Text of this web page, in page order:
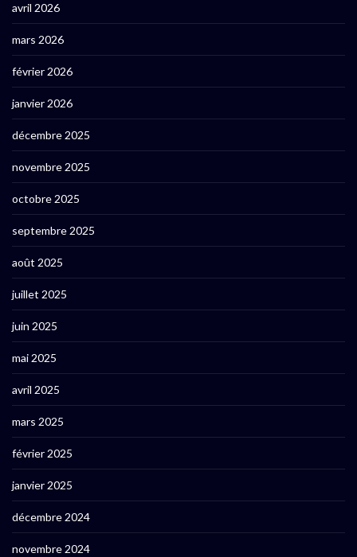
avril 2026
mars 2026
février 2026
janvier 2026
décembre 2025
novembre 2025
octobre 2025
septembre 2025
août 2025
juillet 2025
juin 2025
mai 2025
avril 2025
mars 2025
février 2025
janvier 2025
décembre 2024
novembre 2024